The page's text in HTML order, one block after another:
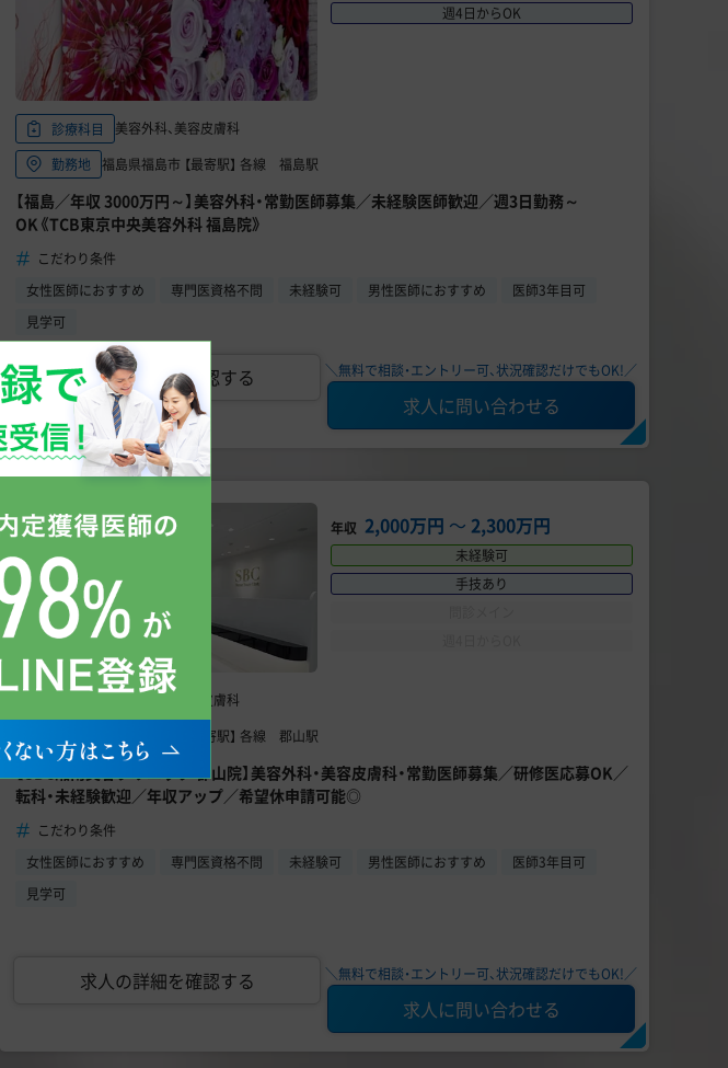
週4日からOK
診療科目
美容外科、美容皮膚科
勤務地 福島県福島市 【最寄駅】 各線 福島駅
【福島／年収 3000万円～】美容外科・常勤医師募集／未経験医師歓迎／週3日勤務～
OK《TCB東京中央美容外科 福島院》
こだわり条件
女性医師におすすめ
専門医資格不問 未経験可 男性医師におすすめ
医師3年目可
見学可
求人の詳細を確認する ＼無料で相談・エントリー可、状況確認だけでもOK!／
求人に問い合わせる
年収 2,000万円 〜 2,300万円
未経験可
手技あり
美容外科、美容皮膚科
勤務地
福島県郡山市 【最寄駅】 各線 郡山駅
【SBC湘南美容クリニック 郡山院】美容外科・美容皮膚科・常勤医師募集／研修医応募OK／
転科・未経験歓迎／年収アップ／希望休申請可能◎
こだわり条件
女性医師におすすめ
専門医資格不問 未経験可 男性医師におすすめ
医師3年目可
見学可
求人の詳細を確認する ＼無料で相談・エントリー可、状況確認だけでもOK!／
求人に問い合わせる